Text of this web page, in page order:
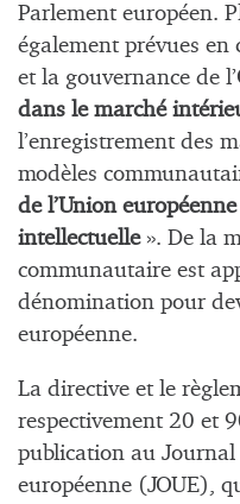
Parlement européen.
également prévues en
et la gouvernance de l’
dans le marché
l’enregistrement des
modèles
de l’Union
intellectuelle». De la
communautaire est
dénomination pour
européenne.
La directive et le
respectivement 20 et
publication au Journal
européenne (JOUE),